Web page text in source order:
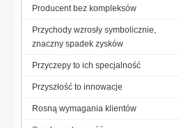
Producent bez kompleksów
Przychody wzrosły symbolicznie,
znaczny spadek zysków
Przyczepy to ich specjalność
Przyszłość to innowacje
Rosną wymagania klientów